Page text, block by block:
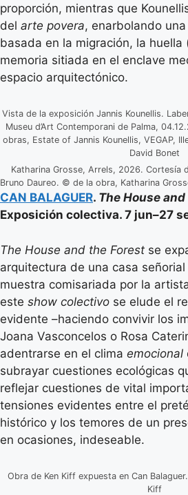
proporción, mientras que
del arte povera, enarbolando
basada en la migración, la huella
memoria sitiada en el enclave
espacio arquitectónico.
Vista de la exposición Jannis Kounellis.
Museu d’Art Contemporani de Palma,
obras, Estate of Jannis Kounellis, VEGAP,
David Bonet
Katharina Grosse, Arrels, 2026. Cortesía
Bruno Daureo. © de la obra, Katharina
CAN BALAGUER. The House
Exposición colectiva. 7 jun–27
The House and the Forest se
arquitectura de una casa
muestra comisariada por la
este show colectivo se elude el
evidente –haciendo convivir los
Joana Vasconcelos o Rosa
adentrarse en el clima emocional
subrayar cuestiones ecológicas
reflejar cuestiones de vital
tensiones evidentes entre el
histórico y los temores de un
en ocasiones, indeseable.
Obra de Ken Kiff expuesta en Can
Kiff